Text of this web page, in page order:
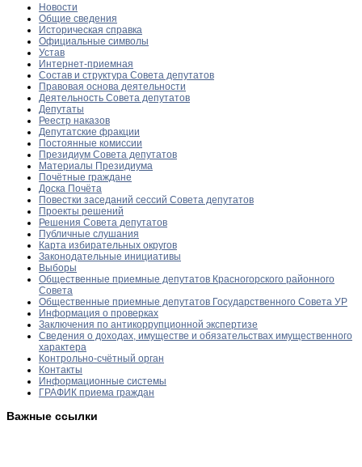
Новости
Общие сведения
Историческая справка
Официальные символы
Устав
Интернет-приемная
Состав и структура Совета депутатов
Правовая основа деятельности
Деятельность Совета депутатов
Депутаты
Реестр наказов
Депутатские фракции
Постоянные комиссии
Президиум Совета депутатов
Материалы Президиума
Почётные граждане
Доска Почёта
Повестки заседаний сессий Совета депутатов
Проекты решений
Решения Совета депутатов
Публичные слушания
Карта избирательных округов
Законодательные инициативы
Выборы
Общественные приемные депутатов Красногорского районного
Совета
Общественные приемные депутатов Государственного Совета УР
Информация о проверках
Заключения по антикоррупционной экспертизе
Сведения о доходах, имуществе и обязательствах имущественного
характера
Контрольно-счётный орган
Контакты
Информационные системы
ГРАФИК приема граждан
Важные ссылки